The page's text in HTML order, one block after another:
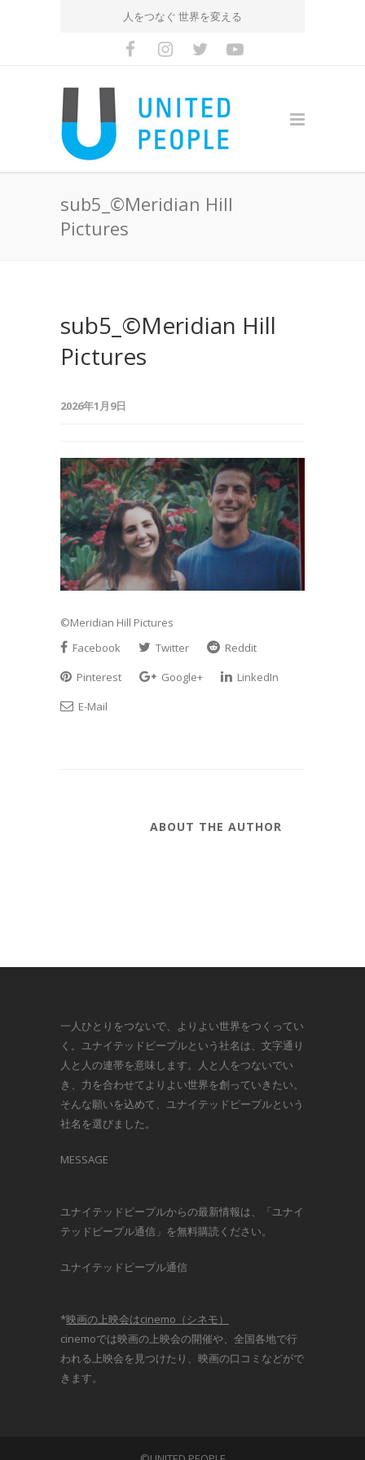
人をつなぐ 世界を変える
sub5_©Meridian Hill
Pictures
sub5_©Meridian Hill
Pictures
2026年1月9日
©Meridian Hill Pictures
Facebook
Twitter
Reddit
Pinterest
Google+
LinkedIn
E-Mail
ABOUT THE AUTHOR
一人ひとりをつないで、よりよい世界をつくってい
く。ユナイテッドピープルという社名は、文字通り
人と人の連帯を意味します。人と人をつないでい
き、力を合わせてよりよい世界を創っていきたい。
そんな願いを込めて、ユナイテッドピープルという
社名を選びました。
MESSAGE
ユナイテッドピープルからの最新情報は、「ユナイ
テッドピープル通信」を無料購読ください。
ユナイテッドピープル通信
*映画の上映会はcinemo（シネモ）
cinemoでは映画の上映会の開催や、全国各地で行
われる上映会を見つけたり、映画の口コミなどがで
きます。